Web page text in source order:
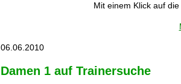
Mit einem Klick auf
06.06.2010
Damen 1 auf Trainersuche